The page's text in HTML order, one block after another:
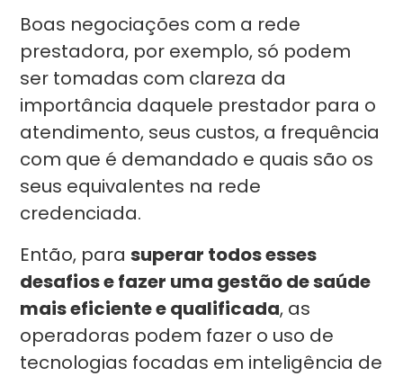
Boas negociações com a rede
prestadora, por exemplo, só podem
ser tomadas com clareza da
importância daquele prestador para o
atendimento, seus custos, a frequência
com que é demandado e quais são os
seus equivalentes na rede
credenciada.
Então, parasuperar todos esses
desafios e fazer uma gestão de saúde
mais eficiente e qualificada, as
operadoras podem fazer o uso de
tecnologias focadas em inteligência de